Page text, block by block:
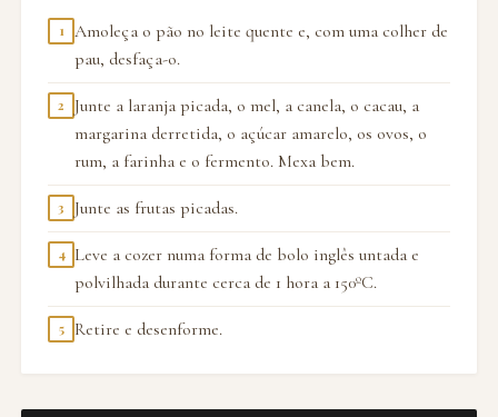
1
Amoleça o pão no leite quente e, com uma colher de
pau, desfaça-o.
2
Junte a laranja picada, o mel, a canela, o cacau, a
margarina derretida, o açúcar amarelo, os ovos, o
rum, a farinha e o fermento. Mexa bem.
3 Junte as frutas picadas.
4
Leve a cozer numa forma de bolo inglês untada e
polvilhada durante cerca de 1 hora a 150ºC.
5 Retire e desenforme.